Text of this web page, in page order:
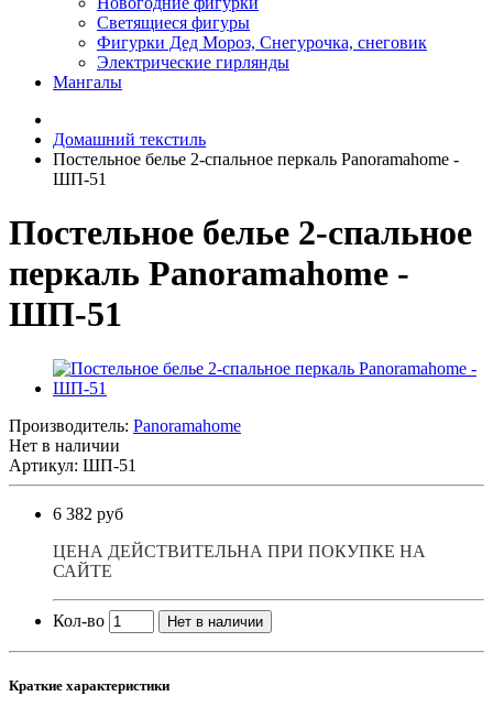
Светящиеся фигуры
Фигурки Дед Мороз, Снегурочка, снеговик
Электрические гирлянды
Мангалы
Домашний текстиль
Постельное белье 2-спальное перкаль Panoramahome -
ШП-51
Постельное белье 2-спальное
перкаль Panoramahome -
ШП-51
Производитель: Panoramahome
Нет в наличии
Артикул: ШП-51
6 382 руб
ЦЕНА ДЕЙСТВИТЕЛЬНА ПРИ ПОКУПКЕ НА
САЙТЕ
Кол-во Нет в наличии
Краткие характеристики